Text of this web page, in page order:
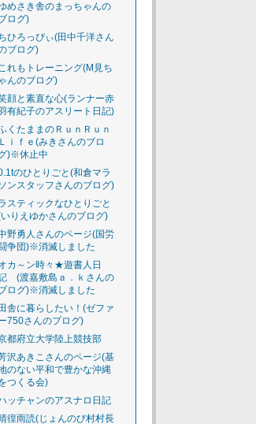
めさき舎のまっちゃんの
ログ)
ひろっぴぃ(田中千洋さん
ブログ)
れもトレーニング(M見ち
んのブログ)
顔と素直な心(ランナー赤
有紀子のアスリート日記)
くたままのＲｕｎＲｕｎ
Ｌｉｆｅ(みきさんのブロ
)※休止中
のひとりごと(和倉マラ
ンスタッフさんのブログ)
スティックなひとりごと
りえゆかさんのブログ)
野勇人さんのページ(国労
争団)※消滅しました
カ～ン時々★遊書人日
(渡嘉敷島ａ．ｋさんの
ログ)※消滅しました
田舎に暮らしたい！(ゼファ
750さんのプログ)
都府立大学陸上競技部
沢あきこさんのページ(基
のない平和で豊かな沖縄
つくる会)
ッチャンのアスナロ日記
徨雨読(じょんのび村村長